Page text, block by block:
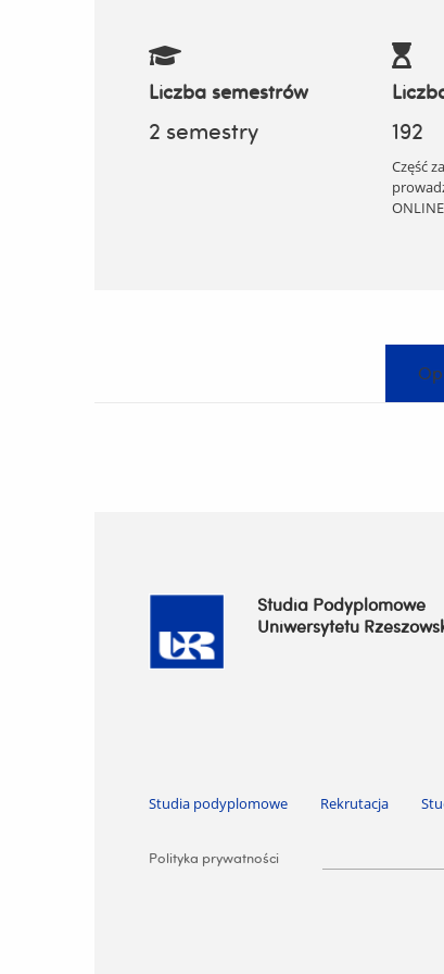
Liczba semestrów
2 semestry 192
Część
ONLINE
Studia Podyplomowe
Uniwersytetu
Pomiń nawigację i przejdź do treści
Studia podyplomowe Rekrutacja
Pomiń nawigację i przejdź do treści
Polityka prywatności